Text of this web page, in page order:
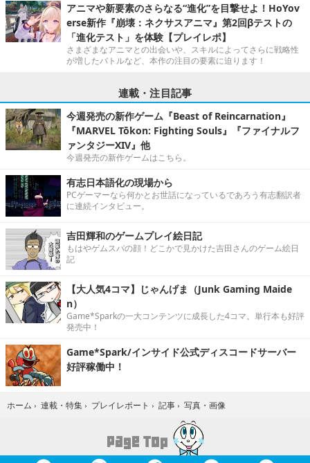
アニマや新要素のさらなる“進化”を目撃せよ！HoYov
erse新作『崩壊：ネクサスアニマ』第2回βテストの
「進化テスト」を体験【プレイレポ】
さまざまなアニマとの出会いや、スキルによってさらに戦略性
が増したバトルなど、本作の注目の要素に迫ります！
連載・注目記事
今週発売の新作ゲーム『Beast of Reincarnation』
『MARVEL Tōkon: Fighting Souls』『ファイナルフ
ァンタジーXIV』他
今週発売の新作ゲームはこちら。
有志日本語化の現場から
PCゲーマーなら何かとお世話になっているであろう有志翻訳者
に連続インタビュー。
吉田輝和のゲームプレイ絵日記
もはやゲムスパの顔！どこかで見かけた吉田さんのゲーム絵日
記
【大人気4コマ】じゃんげま（Junk Gaming Maide
n）
Game*Sparkの一大コンテンツに成長した4コマ。単行本も好評
発売中！
Game*Spark/インサイド公式ディスコードサーバー
好評稼働中！
ホーム › 連載・特集 › プレイレポート › 記事 › 写真・画像